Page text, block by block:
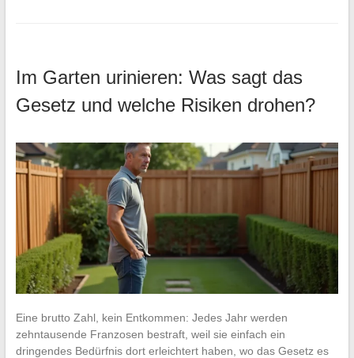
Im Garten urinieren: Was sagt das
Gesetz und welche Risiken drohen?
Eine brutto Zahl, kein Entkommen: Jedes Jahr werden
zehntausende Franzosen bestraft, weil sie einfach ein
dringendes Bedürfnis dort erleichtert haben, wo das Gesetz es